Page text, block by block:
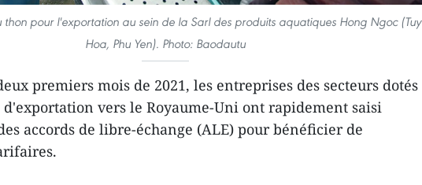
thon pour l'exportation au sein de la Sarl des produits aquatiques Hong Ngoc (Tuy
Hoa, Phu Yen). Photo: Baodautu
premiers mois de 2021, les entreprises des secteurs dotés
vers le Royaume-Uni ont rapidement saisi
accords de libre-échange (ALE) pour bénéficier de